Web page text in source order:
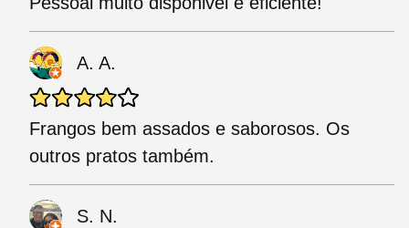
A. A.
Frangos bem assados e saborosos. Os
outros pratos também.
S. N.